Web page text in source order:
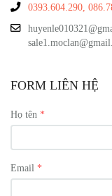
0393.604.290,
FORM LIÊN HỆ
Họ tên
Email